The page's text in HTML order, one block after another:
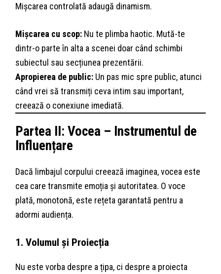
Mișcarea controlată adaugă dinamism.
Mișcarea cu scop: Nu te plimba haotic. Mută-te
dintr-o parte în alta a scenei doar când schimbi
subiectul sau secțiunea prezentării.
Apropierea de public: Un pas mic spre public, atunci
când vrei să transmiți ceva intim sau important,
creează o conexiune imediată.
Partea II: Vocea – Instrumentul de
Influențare
Dacă limbajul corpului creează imaginea, vocea este
cea care transmite emoția și autoritatea. O voce
plată, monotonă, este rețeta garantată pentru a
adormi audiența.
1. Volumul și Proiecția
Nu este vorba despre a țipa, ci despre a proiecta